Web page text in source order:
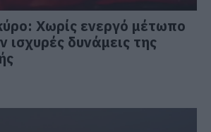
Χωρίς ενεργό μέτωπο
δυνάμεις της